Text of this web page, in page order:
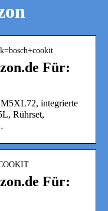
Für:
integrierte
Rührset,
Für: